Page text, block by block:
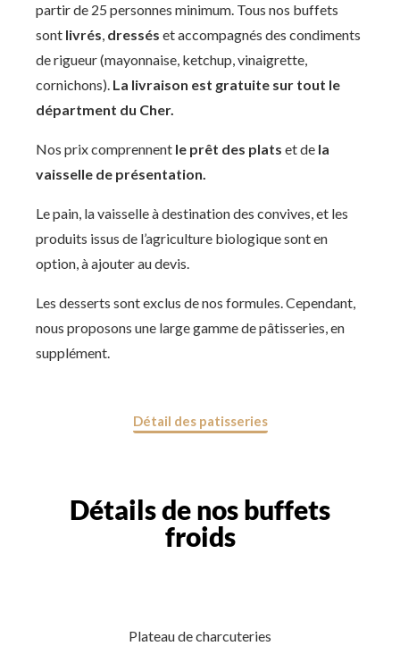
partir de 25 personnes minimum. Tous nos buffets
sont livrés, dressés et accompagnés des condiments
de rigueur (mayonnaise, ketchup, vinaigrette,
cornichons). La livraison est gratuite sur tout le
départment du Cher.
Nos prix comprennent le prêt des plats et de la
vaisselle de présentation.
Le pain, la vaisselle à destination des convives, et les
produits issus de l’agriculture biologique sont en
option, à ajouter au devis.
Les desserts sont exclus de nos formules. Cependant,
nous proposons une large gamme de pâtisseries, en
supplément.
Détail des patisseries
Détails de nos buffets
froids
Plateau de charcuteries